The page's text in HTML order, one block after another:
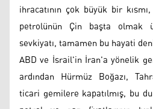
ihracatının çok büyük bir
petrolünün Çin başta olmak
sevkiyatı, tamamen bu hayati
ABD ve İsrail'in İran'a yönelik
ardından Hürmüz Boğazı,
ticari gemilere kapatılmış, bu